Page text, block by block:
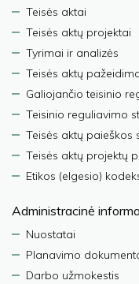
Teisės aktai
Teisės aktų projektai
Tyrimai ir analizės
Teisės aktų
Galiojančio teisinio
Teisinio reguliavimo
Teisės aktų paieškos
Teisės aktų projektų
Etikos (elgesio)
Administracinė
Nuostatai
Planavimo
Darbo užmokestis